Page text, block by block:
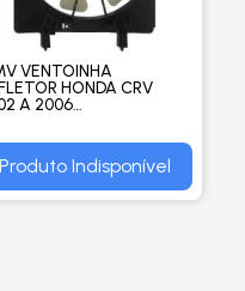
VENTOINHA
HONDA CRV
A 2006
Produto Indisponível